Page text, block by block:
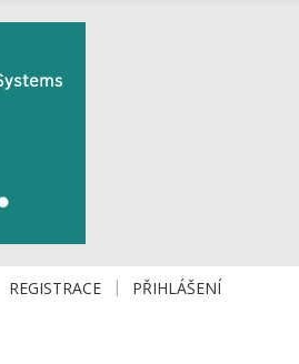
REGISTRACE PŘIHLÁŠENÍ